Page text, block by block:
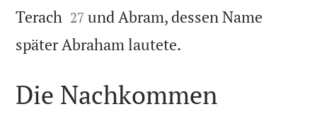
Terach 

27 und Abram, dessen Name
später Abraham lautete.
Die Nachkommen